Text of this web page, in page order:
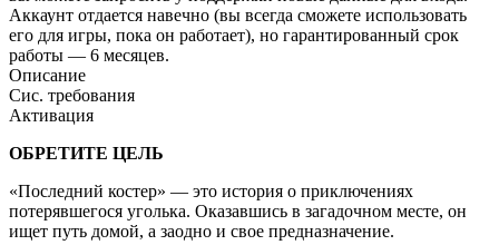
Аккаунт отдается навечно (вы всегда сможете использовать
его для игры, пока он работает), но гарантированный срок
работы — 6 месяцев.
Описание
Сис. требования
Активация
ОБРЕТИТЕ ЦЕЛЬ
«Последний костер» — это история о приключениях
потерявшегося уголька. Оказавшись в загадочном месте, он
ищет путь домой, а заодно и свое предназначение.